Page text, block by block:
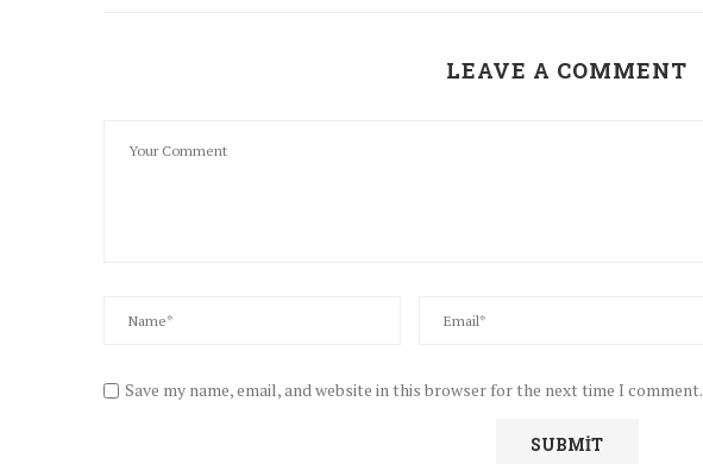
LEAVE A COMMENT
Save my name, email, and website in this browser for the next time I comment.